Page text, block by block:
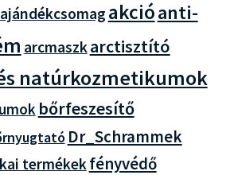
ajándékcsomag akcióanti-
arcmaszkarctisztító
natúrkozmetikumok
bőrfeszesítő
Dr_Schrammek
termékekfényvédő